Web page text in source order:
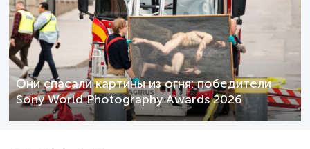
Они спасали картины из огня: победители
Sony World Photography Awards 2026